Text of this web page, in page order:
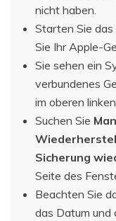
nicht haben.
Starten Sie das
Sie Ihr Apple-
Sie sehen ein
verbundenes
im oberen
Suchen Sie
Sicherung
Seite des
Beachten Sie
das Datum und